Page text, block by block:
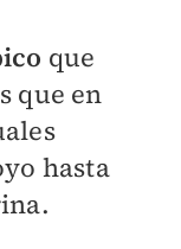
que
que en
hasta